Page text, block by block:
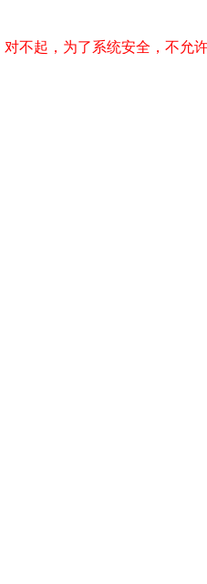
对不起，为了系统安全，不允